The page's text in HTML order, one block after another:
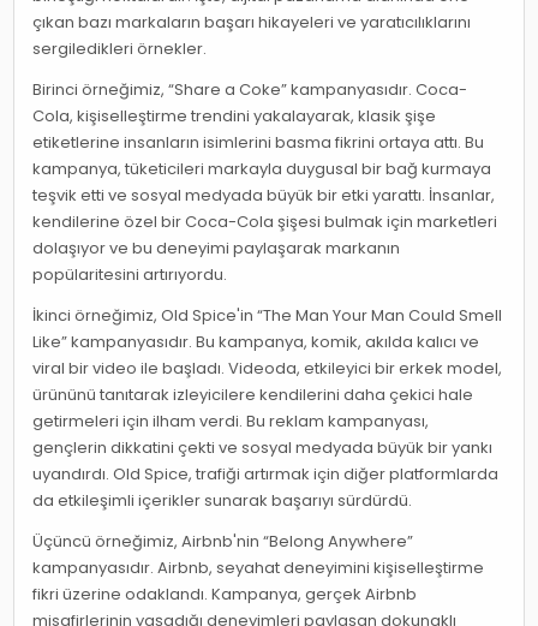
çıkan bazı markaların başarı hikayeleri ve yaratıcılıklarını
sergiledikleri örnekler.
Birinci örneğimiz, “Share a Coke” kampanyasıdır. Coca-
Cola, kişiselleştirme trendini yakalayarak, klasik şişe
etiketlerine insanların isimlerini basma fikrini ortaya attı. Bu
kampanya, tüketicileri markayla duygusal bir bağ kurmaya
teşvik etti ve sosyal medyada büyük bir etki yarattı. İnsanlar,
kendilerine özel bir Coca-Cola şişesi bulmak için marketleri
dolaşıyor ve bu deneyimi paylaşarak markanın
popülaritesini artırıyordu.
İkinci örneğimiz, Old Spice'in “The Man Your Man Could Smell
Like” kampanyasıdır. Bu kampanya, komik, akılda kalıcı ve
viral bir video ile başladı. Videoda, etkileyici bir erkek model,
ürününü tanıtarak izleyicilere kendilerini daha çekici hale
getirmeleri için ilham verdi. Bu reklam kampanyası,
gençlerin dikkatini çekti ve sosyal medyada büyük bir yankı
uyandırdı. Old Spice, trafiği artırmak için diğer platformlarda
da etkileşimli içerikler sunarak başarıyı sürdürdü.
Üçüncü örneğimiz, Airbnb'nin “Belong Anywhere”
kampanyasıdır. Airbnb, seyahat deneyimini kişiselleştirme
fikri üzerine odaklandı. Kampanya, gerçek Airbnb
misafirlerinin yaşadığı deneyimleri paylaşan dokunaklı